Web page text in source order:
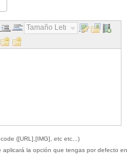
Tamaño Letra...
([URL],[IMG], etc etc...)
aplicará la opción que tengas por defecto en